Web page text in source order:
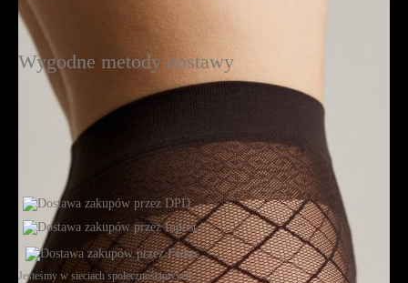
Wygodne metody dostawy
Jesteśmy w sieciach społecznościowych